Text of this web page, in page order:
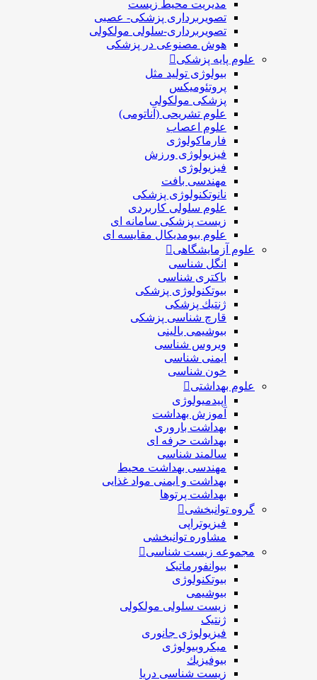
مدیریت محیط زیست
تصویربرداری پزشکی- عصبی
تصویربرداری-سلولی مولکولی
هوش مصنوعی در پزشکی
علوم پایه پزشکی
بیولوژی تولید مثل
پروتئومیکس
پزشکی مولکولی
علوم تشریحی (آناتومی)
علوم اعصاب
فارماکولوژی
فیزیولوژی ورزش
فیزیولوژی
مهندسی بافت
نانوتکنولوژی پزشکی
علوم سلولی کاربردی
زیست پزشکی سامانه ای
علوم بیومدیکال مقایسه ای
علوم آزمایشگاهی
انگل شناسی
باکتری شناسی
بیوتکنولوژی پزشکی
ژنتيك پزشکی
قارچ شناسی پزشكی
بیوشیمی بالینی
ویروس شناسی
ایمنی شناسی
خون شناسی
علوم بهداشتی
اپیدمیولوژی
آموزش بهداشت
بهداشت باروری
بهداشت حرفه ای
سالمند شناسی
مهندسی بهداشت محيط
بهداشت و ایمنی مواد غذایی
بهداشت پرتوها
گروه توانبخشی
فیزیوتراپی
مشاوره توانبخشی
مجموعه زیست شناسی
بیوانفورماتیک
بیوتکنولوژی
بیوشیمی
زیست سلولی مولکولی
ژنتیک
فیزیولوژی جانوری
میکروبیولوژی
بيوفيزيك
زیست شناسی دریا